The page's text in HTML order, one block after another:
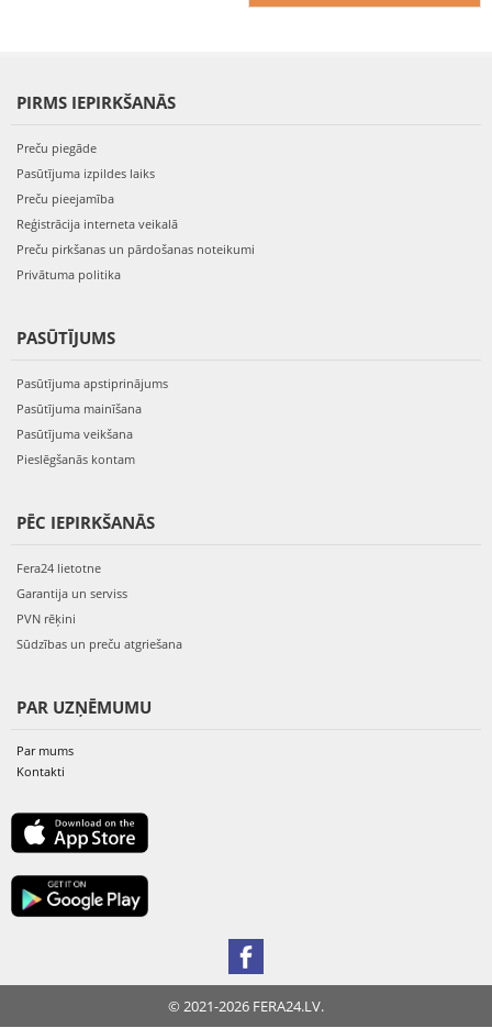
PIRMS IEPIRKŠANĀS
Preču piegāde
Pasūtījuma izpildes laiks
Preču pieejamība
Reģistrācija interneta veikalā
Preču pirkšanas un pārdošanas noteikumi
Privātuma politika
PASŪTĪJUMS
Pasūtījuma apstiprinājums
Pasūtījuma mainīšana
Pasūtījuma veikšana
Pieslēgšanās kontam
PĒC IEPIRKŠANĀS
Fera24 lietotne
Garantija un serviss
PVN rēķini
Sūdzības un preču atgriešana
PAR UZŅĒMUMU
Par mums
Kontakti
© 2021-2026 FERA24.LV.